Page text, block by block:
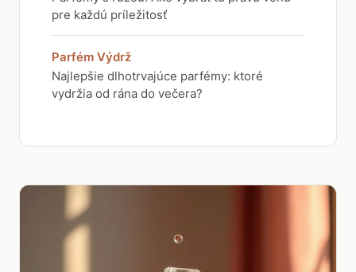
pre každú príležitosť
Parfém Výdrž
Najlepšie dlhotrvajúce parfémy: ktoré
vydržia od rána do večera?